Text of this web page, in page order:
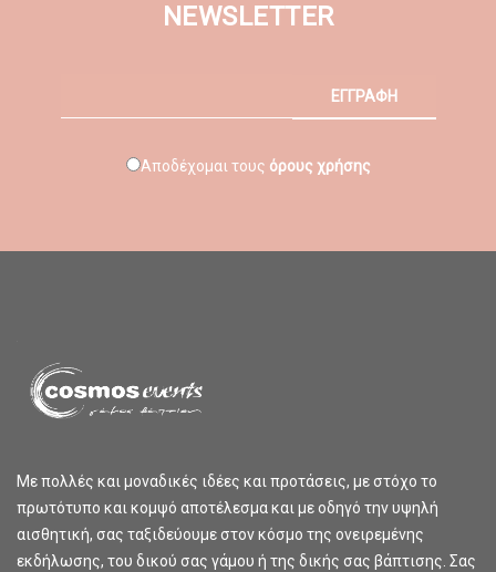
NEWSLETTER
ΕΓΓΡΑΦΗ
Αποδέχομαι τους όρους χρήσης
Με πολλές και μοναδικές ιδέες και προτάσεις, με στόχο το
πρωτότυπο και κομψό αποτέλεσμα και με οδηγό την υψηλή
αισθητική, σας ταξιδεύουμε στον κόσμο της ονειρεμένης
εκδήλωσης, του δικού σας γάμου ή της δικής σας βάπτισης. Σας